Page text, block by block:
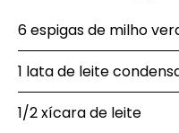
6 espigas de milho
1 lata de leite
1/2 xícara de leite